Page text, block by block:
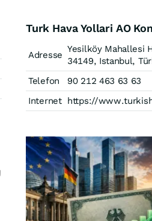
Turk Hava Yollari AO
Adresse
Yesilköy Mahallesi
34149, Istanbul,
Telefon
90 212 463 63 63
Internet https://